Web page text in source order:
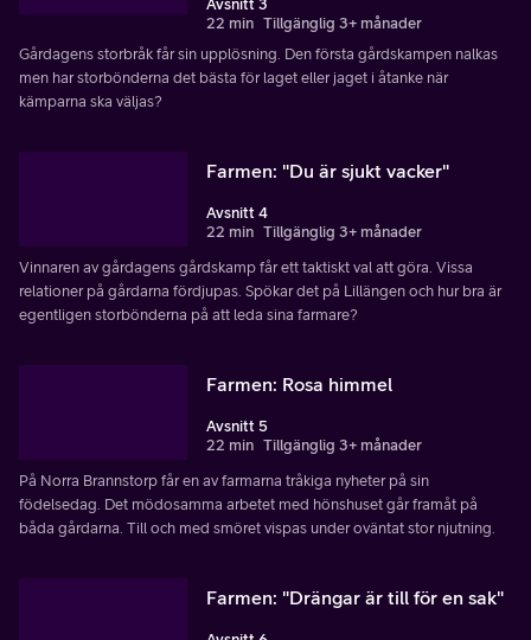
Avsnitt 3
22 min Tillgänglig 3+ månader
Gårdagens storbråk får sin upplösning. Den första gårdskampen nalkas
men har storbönderna det bästa för laget eller jaget i åtanke när
kämparna ska väljas?
Farmen: "Du är sjukt vacker"
Avsnitt 4
22 min Tillgänglig 3+ månader
Vinnaren av gårdagens gårdskamp får ett taktiskt val att göra. Vissa
relationer på gårdarna fördjupas. Spökar det på Lillängen och hur bra är
egentligen storbönderna på att leda sina farmare?
Farmen: Rosa himmel
Avsnitt 5
22 min Tillgänglig 3+ månader
På Norra Brannstorp får en av farmarna tråkiga nyheter på sin
födelsedag. Det mödosamma arbetet med hönshuset går framåt på
båda gårdarna. Till och med smöret vispas under oväntat stor njutning.
Farmen: "Drängar är till för en sak"